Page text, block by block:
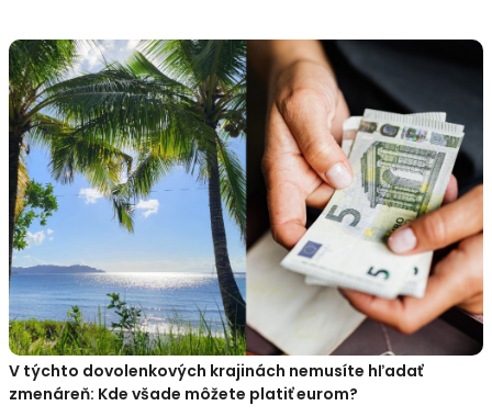
V týchto dovolenkových krajinách nemusíte hľadať
zmenáreň: Kde všade môžete platiť eurom?